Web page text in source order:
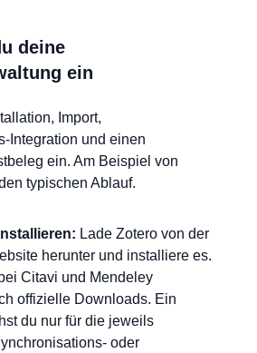
deine
ein
Import,
Integration und einen
ein. Am Beispiel von
typischen Ablauf.
Lade Zotero von der
herunter und installiere es.
Citavi und Mendeley
offizielle Downloads. Ein
du nur für die jeweils
oder